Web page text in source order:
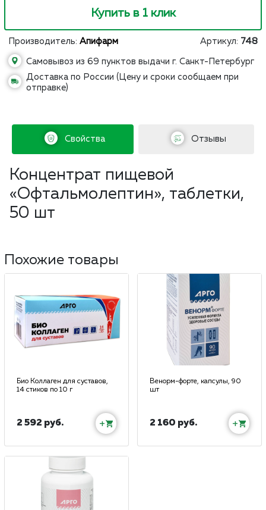
Купить в 1 клик
Производитель: Апифарм Артикул: 748
Самовывоз из 69 пунктов выдачи г. Санкт-Петербург
Доставка по России (Цену и сроки сообщаем при
отправке)
Свойства Отзывы
Концентрат пищевой
«Офтальмолептин», таблетки,
50 шт
Похожие товары
Био Коллаген для суставов,
14 стиков по 10 г
2 592 руб. +
Венорм-форте, капсулы, 90
шт
2 160 руб. +